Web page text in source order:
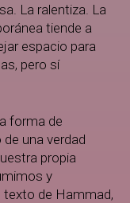
La ralentiza. La
tiende a
espacio para
pero sí
forma de
una verdad
propia
y
texto de Hammad,